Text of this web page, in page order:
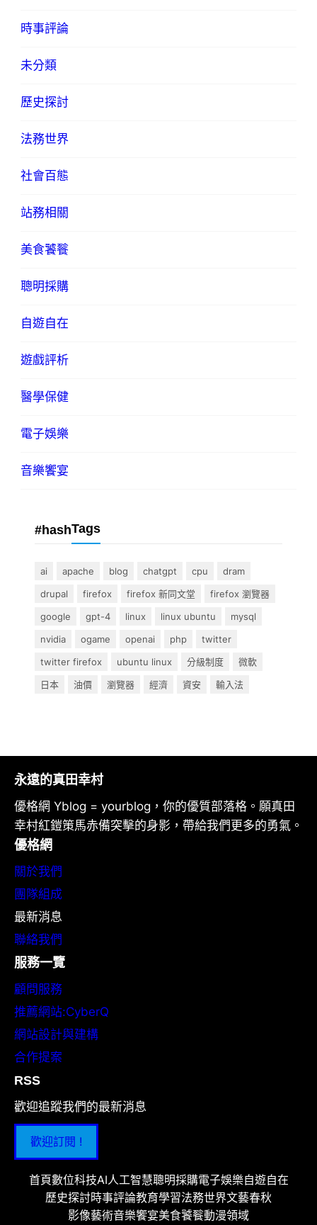
時事評論
未分類
歷史探討
法務世界
社會百態
站務相關
美食饕餮
聰明採購
自遊自在
遊戲評析
醫學保健
電子娛樂
音樂饗宴
#hashTags
ai apache blog chatgpt cpu
dram
drupal
firefox firefox 新同文堂
firefox 瀏覽器
google
gpt-4 linux linux ubuntu
mysql
nvidia
ogame openai php
twitter
twitter firefox
ubuntu linux 分級制度
微軟
日本
油價 瀏覽器 經濟 資安 輸入法
永遠的真田幸村
優格網 Yblog = yourblog，你的優質部落格。願真田
幸村紅鎧策馬赤備突擊的身影，帶給我們更多的勇氣。
優格網
關於我們
團隊組成
最新消息
聯絡我們
服務一覽
顧問服務
推薦網站:CyberQ
網站設計與建構
合作提案
RSS
歡迎追蹤我們的最新消息
歡迎訂閱 !
首頁數位科技AI人工智慧聰明採購電子娛樂自遊自在
歷史探討時事評論教育學習法務世界文藝春秋
影像藝術音樂饗宴美食饕餮動漫領域